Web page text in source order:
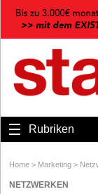
Rubriken
Home > Marketing >
NETZWERKEN